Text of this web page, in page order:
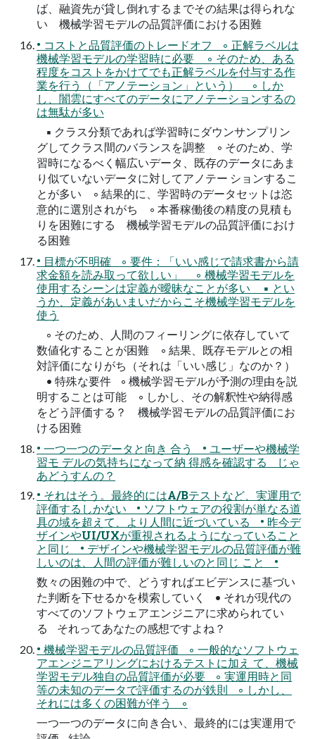
ば、融資先が貸し倒れするまでその結果は得られな
い 機械学習モデルの品質評価における困難
• コストと品質評価のトレードオフ ◦ 正解ラベルは
機械学習モデルの学習時に必要 ◦ そのため、ある
程度をコストをかけてでも正解ラベルを付与する作
業を行う（「アノテーション」という） ◦ しか
し、闇雲にすべてのデータにアノテーションするの
は無駄が多い
▪ クラス分類であれば学習時にダウンサンプリン
グしてクラス間のバランスを調整 ◦ そのため、学
習時になるべく幅広いデータ、既存のデータにあま
り似ていないデータに対してアノテー ションするこ
とが多い ◦ 結果的に、学習時のデータセットは恣
意的に選別されがち ◦ 本番稼働後の精度の見積も
りを困難にする 機械学習モデルの品質評価におけ
る困難
• 目標が不明確 ◦ 要件：「いい感じで請求書から請
求金額を読み取って欲しい」 ◦ 機械学習モデルを
使用するシーンは定義が曖昧なことが多い ▪ とい
うか、定義があいまいだからこそ機械学習モデルを
使う
◦ そのため、人間のフィーリングに依存していて
数値化することが困難 ◦ 結果、既存モデルとの相
対評価になりがち（それは「いい感じ」なのか？）
• 特殊な要件 ◦ 機械学習モデルが予測の理由を説
明することは可能 ◦ しかし、その解釈性や納得感
をどう評価する？ 機械学習モデルの品質評価にお
ける困難
• 一つ一つのデータと向き 合う • ユーザーや機械学
習モ デルの気持ちになって納 得感を確認する じゃ
あどうすんの？
• それはそう。最終的にはA/Bテストなど、実運用で
評価するしかない • ソフトウェアの役割が単なる道
具の域を超えて、より人間に近づいている • 昨今デ
ザインやUI/UXが重視されるようになっていること
と同じ • デザインや機械学習モデルの品質評価が難
しいのは、人間の評価が難しいのと同じ こと •
数々の困難の中で、どうすればエビデンスに基づい
た判断を下せるかを模索していく • それが現代の
すべてのソフトウェアエンジニアに求められてい
る それってあなたの感想ですよね？
• 機械学習モデルの品質評価 ◦ 一般的なソフトウェ
アエンジニアリングにおけるテストに加え て、機械
学習モデル独自の品質評価が必要 ◦ 実運用時と同
等の未知のデータで評価するのが鉄則 ◦ しかし、
それには多くの困難が伴う ◦
一つ一つのデータに向き合い、最終的には実運用で